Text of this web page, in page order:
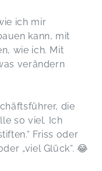
ich mir
kann, mit
wie ich. Mit
verändern
die
so viel. Ich
Friss oder
„viel Glück“. 😂